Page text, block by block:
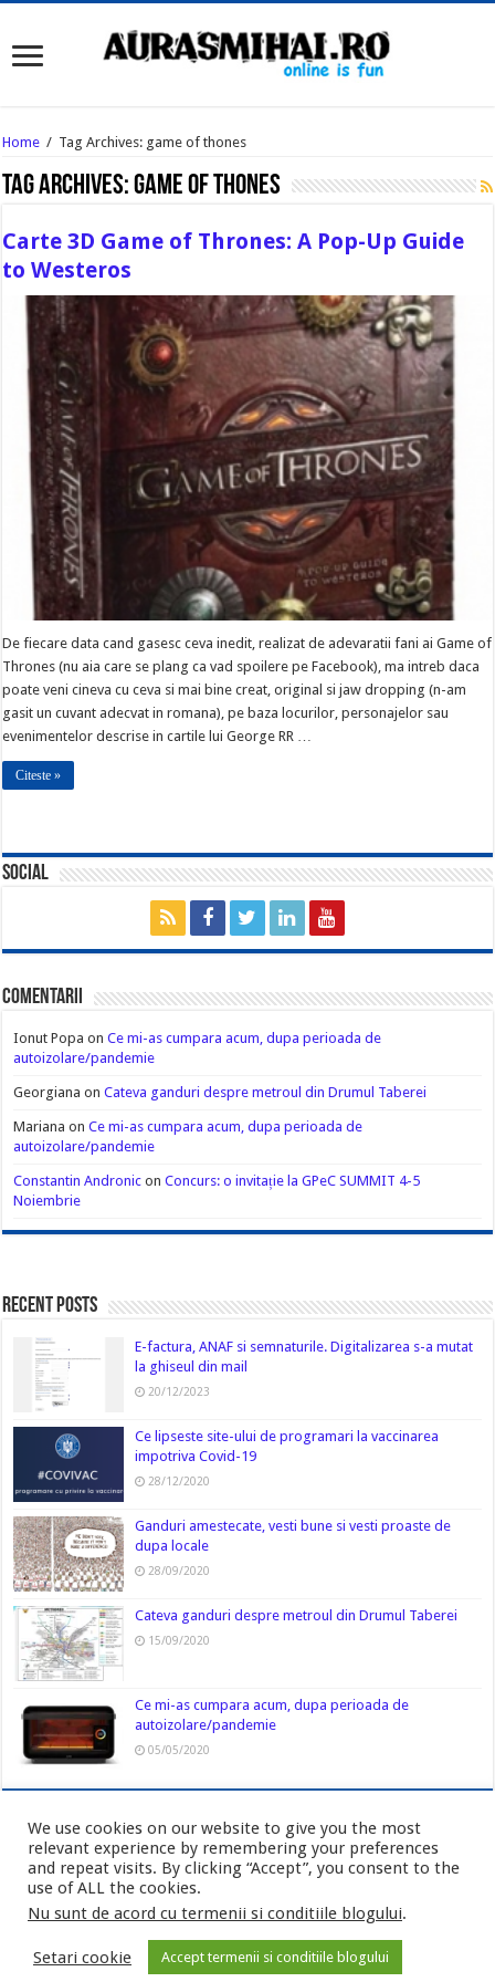
Home / Tag Archives: game of thones
Tag Archives:game of thones
Carte 3D Game of Thrones: A Pop-Up Guide
to Westeros
De fiecare data cand gasesc ceva inedit, realizat de adevaratii fani ai Game of
Thrones (nu aia care se plang ca vad spoilere pe Facebook), ma intreb daca
poate veni cineva cu ceva si mai bine creat, original si jaw dropping (n-am
gasit un cuvant adecvat in romana), pe baza locurilor, personajelor sau
evenimentelor descrise in cartile lui George RR …
Citeste »
Social
Comentarii
Ionut Popa onCe mi-as cumpara acum, dupa perioada de
autoizolare/pandemie
Georgiana onCateva ganduri despre metroul din Drumul Taberei
Mariana onCe mi-as cumpara acum, dupa perioada de
autoizolare/pandemie
Constantin Andronic onConcurs: o invitație la GPeC SUMMIT 4-5
Noiembrie
Recent Posts
E-factura, ANAF si semnaturile. Digitalizarea s-a mutat
la ghiseul din mail
20/12/2023
Ce lipseste site-ului de programari la vaccinarea
impotriva Covid-19
28/12/2020
Ganduri amestecate, vesti bune si vesti proaste de
dupa locale
28/09/2020
Cateva ganduri despre metroul din Drumul Taberei
15/09/2020
Ce mi-as cumpara acum, dupa perioada de
autoizolare/pandemie
05/05/2020
Politica de confidentialitate-Cookies
We use cookies on our website to give you the most
relevant experience by remembering your preferences
and repeat visits. By clicking “Accept”, you consent to the
use of ALL the cookies.
Nu sunt de acord cu termenii si conditiile blogului.
Setari cookie Accept termenii si conditiile blogului